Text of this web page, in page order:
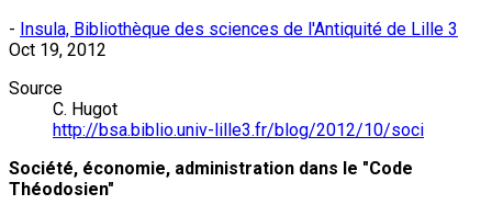
- Insula, Bibliothèque des sciences de l'Antiquité de Lille 3
Oct 19, 2012
Source
C. Hugot
http://bsa.biblio.univ-lille3.fr/blog/2012/10/soci
Société, économie, administration dans le "Code
Théodosien"